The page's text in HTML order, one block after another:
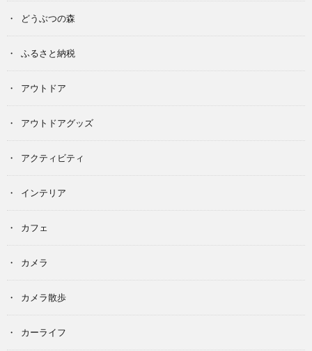
どうぶつの森
ふるさと納税
アウトドア
アウトドアグッズ
アクティビティ
インテリア
カフェ
カメラ
カメラ散歩
カーライフ